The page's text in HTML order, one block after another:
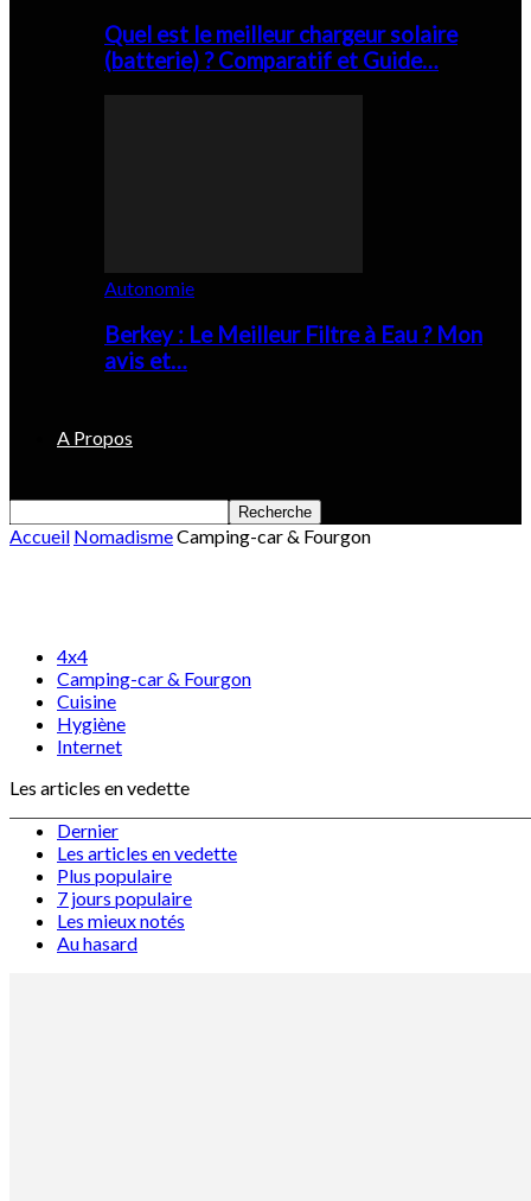
Quel est le meilleur chargeur solaire
(batterie) ? Comparatif et Guide…
Autonomie
Berkey : Le Meilleur Filtre à Eau ? Mon
avis et…
A Propos
Accueil NomadismeCamping-car & Fourgon
4x4
Camping-car & Fourgon
Cuisine
Hygiène
Internet
Les articles en vedette
Dernier
Les articles en vedette
Plus populaire
7 jours populaire
Les mieux notés
Au hasard